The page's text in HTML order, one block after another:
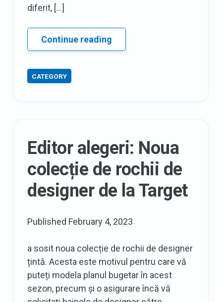
diferit, […]
Continue readingCostumul
săptămânii:
CATEGORY
Editor alegeri: Noua
colecție de rochii de
designer de la Target
Published February 4, 2023
a sosit noua colecție de rochii de designer
țintă. Acesta este motivul pentru care vă
puteți modela planul bugetar în acest
sezon, precum și o asigurare încă vă